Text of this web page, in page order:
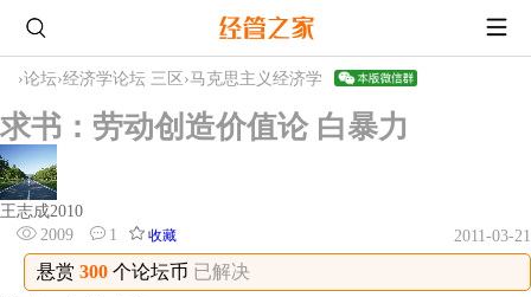
›论坛›经济学论坛 三区 ›马克思主义经济学
求书：劳动创造价值论 白暴力
王志成2010
2009
1 收藏 2011-03-21
悬赏 300 个论坛币 已解决